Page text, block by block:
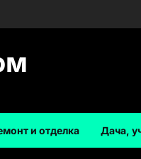
и отделка Дача,